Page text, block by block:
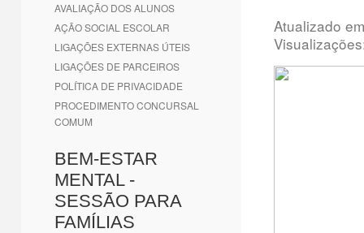
AVALIAÇÃO DOS ALUNOS
AÇÃO SOCIAL ESCOLAR
LIGAÇÕES EXTERNAS ÚTEIS
LIGAÇÕES DE PARCEIROS
POLÍTICA DE PRIVACIDADE
PROCEDIMENTO CONCURSAL
COMUM
BEM-ESTAR
MENTAL -
SESSÃO PARA
FAMÍLIAS
Atualizado